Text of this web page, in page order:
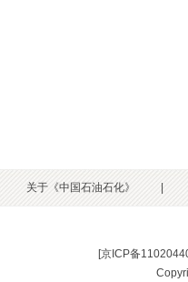
关于《中国石油石化》
[京ICP备